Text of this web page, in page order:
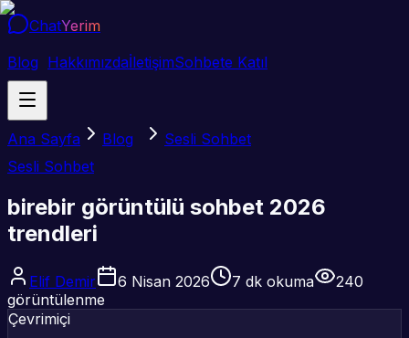
ChatYerim
Blog HakkımızdaİletişimSohbete Katıl
Ana Sayfa Blog
Sesli Sohbet
Sesli Sohbet
birebir görüntülü sohbet 2026
trendleri
Elif Demir 6 Nisan 2026 7 dk okuma
240
görüntülenme
Çevrimiçi